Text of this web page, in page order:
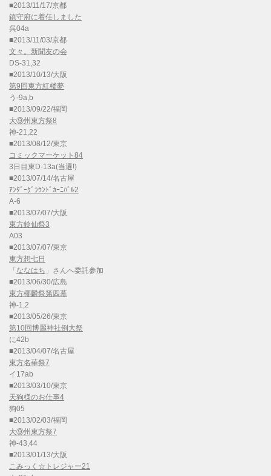
■2013/11/17/京都
鎮守府に着任しました
呉04a
■2013/11/03/京都
文々。新聞友の会
DS-31,32
■2013/10/13/大阪
第9回東方紅楼夢
う-9a,b
■2013/09/22/福岡
大⑨州東方祭8
神-21,22
■2013/08/12/東京
コミックマーケット84
3日目東D-13a(当選!)
■2013/07/14/名古屋
ｱﾝﾀﾞｰｸﾞﾗｳﾝﾄﾞｶｰﾆﾊﾞﾙ2
A-6
■2013/07/07/大阪
東方鈴仙祭3
A03
■2013/07/07/東京
東方想七日
「 ななはち 」さんへ委託参加
■2013/06/30/広島
東方椰麟祭第四幕
神-1,2
■2013/05/26/東京
第10回博麗神社例大祭
に42b
■2013/04/07/名古屋
東方名華祭7
イ17ab
■2013/03/10/東京
天狗様のお仕事4
狗05
■2013/02/03/福岡
大⑨州東方祭7
神-43,44
■2013/01/13/大阪
こみっく☆トレジャー21